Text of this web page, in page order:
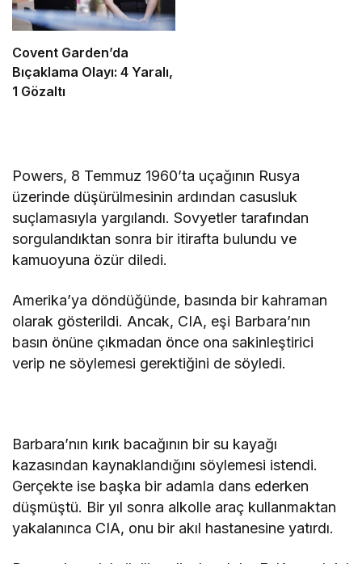
Covent Garden’da
Bıçaklama Olayı: 4 Yaralı,
1 Gözaltı
Powers, 8 Temmuz 1960’ta uçağının Rusya
üzerinde düşürülmesinin ardından casusluk
suçlamasıyla yargılandı. Sovyetler tarafından
sorgulandıktan sonra bir itirafta bulundu ve
kamuoyuna özür diledi.
Amerika’ya döndüğünde, basında bir kahraman
olarak gösterildi. Ancak, CIA, eşi Barbara’nın
basın önüne çıkmadan önce ona sakinleştirici
verip ne söylemesi gerektiğini de söyledi.
Barbara’nın kırık bacağının bir su kayağı
kazasından kaynaklandığını söylemesi istendi.
Gerçekte ise başka bir adamla dans ederken
düşmüştü. Bir yıl sonra alkolle araç kullanmaktan
yakalanınca CIA, onu bir akıl hastanesine yatırdı.